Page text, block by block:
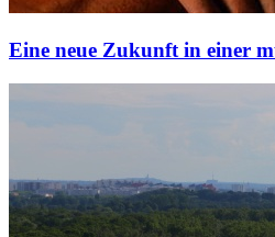
Eine neue Zukunft in einer